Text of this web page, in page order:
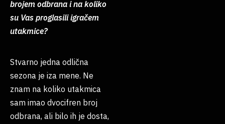
brojem odbrana i na koliko
su Vas proglasili igračem
utakmice?
Stvarno jedna odlična
sezona je iza mene. Ne
znam na koliko utakmica
sam imao dvocifren broj
odbrana, ali bilo ih je dosta,